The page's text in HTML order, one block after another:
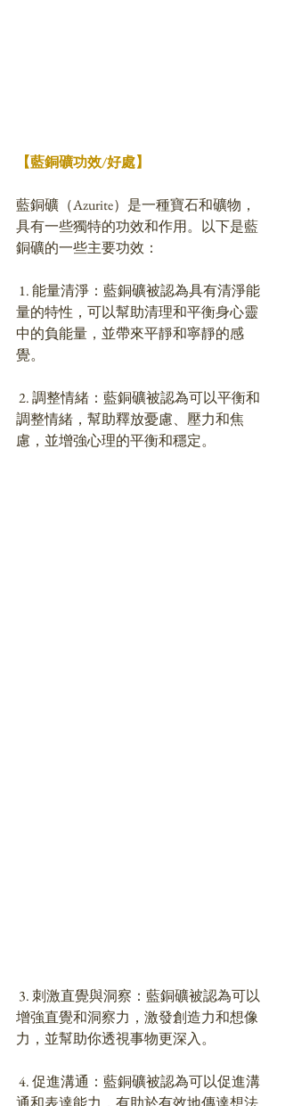
【藍銅礦功效/好處】
藍銅礦（Azurite）是一種寶石和礦物，
具有一些獨特的功效和作用。以下是藍
銅礦的一些主要功效：
量的特性，可以幫助清理和平衡身心靈
中的負能量，並帶來平靜和寧靜的感
覺。
調整情緒，幫助釋放憂慮、壓力和焦
慮，並增強心理的平衡和穩定。
增強直覺和洞察力，激發創造力和想像
力，並幫助你透視事物更深入。